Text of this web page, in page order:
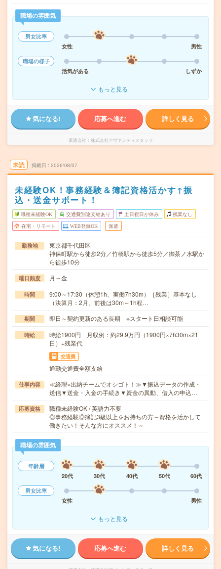
職場の雰囲気
男女比率
女性
男性
職場の様子
活気がある
しずか
もっと見る
気になる! 応募へ進む 詳しく見る
派遣会社 株式会社アヴァンティスタッフ
未読 掲載日 2026/08/07
未経験OK！事務経験＆簿記資格活かす↑振
込・送金サポート！
職種未経験OK 交通費別途支給あり 土日祝日が休み 残業なし
在宅・リモート WEB登録OK 派遣
勤務地
東京都千代田区
神保町駅から徒歩2分／竹橋駅から徒歩5分／御茶ノ水駅か
ら徒歩10分
曜日頻度 月～金
時間
9:00～17:30（休憩1h、実働7h30m）［残業］基本なし
（決算月：2月、前後は30m～1h程…
期間 即日～契約更新のある長期 ※スタート日相談可能
時給
時給1900円 月収例：約29.9万円（1900円×7h30m×21
日）+残業代
交通費
通勤交通費全額支給
仕事内容
≪経理×出納チームでオシゴト！≫▼振込データの作成・
送信▼送金・入金の手続き▼資金の異動、借入の申込…
応募資格
職種未経験OK / 英語力不要
◎事務経験◎簿記3級以上をお持ちの方～資格を活かして
働きたい！そんな方にオススメ！～
職場の雰囲気
年齢層
20代
30代 40代 50代
60代
男女比率
女性
男性
もっと見る
気になる! 応募へ進む 詳しく見る